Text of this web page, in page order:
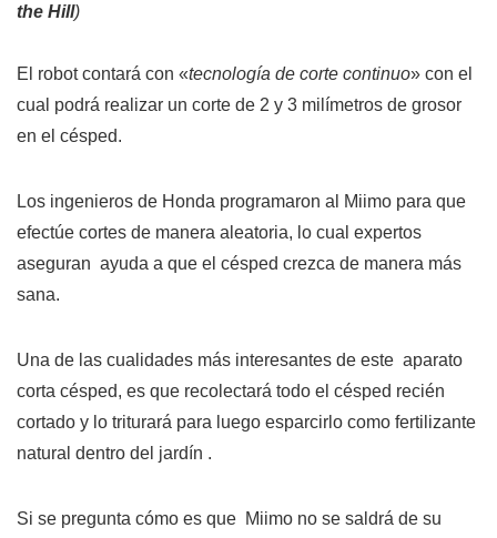
the Hill)
El robot contará con «tecnología de corte continuo» con el
cual podrá realizar un corte de 2 y 3 milímetros de grosor
en el césped.
Los ingenieros de Honda programaron al Miimo para que
efectúe cortes de manera aleatoria, lo cual expertos
aseguran ayuda a que el césped crezca de manera más
sana.
Una de las cualidades más interesantes de este aparato
corta césped, es que recolectará todo el césped recién
cortado y lo triturará para luego esparcirlo como fertilizante
natural dentro del jardín .
Si se pregunta cómo es que Miimo no se saldrá de su